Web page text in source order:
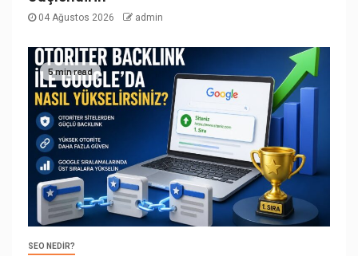
04 Ağustos 2026 admin
5 min read
SEO NEDIR?